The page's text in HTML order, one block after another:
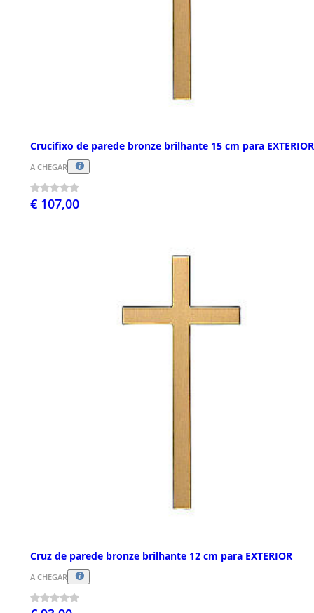
Crucifixo de parede bronze brilhante 15 cm para EXTERIOR
A CHEGAR
€ 107,00
Cruz de parede bronze brilhante 12 cm para EXTERIOR
A CHEGAR